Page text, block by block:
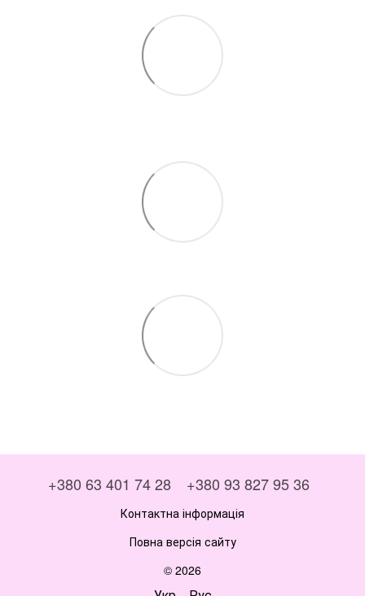
+380 63 401 74 28 +380 93 827 95 36
Контактна інформація
Повна версія сайту
© 2026